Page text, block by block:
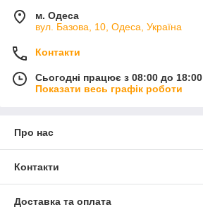
м. Одеса
вул. Базова, 10, Одеса, Україна
Контакти
Сьогодні працює з 08:00 до 18:00
Показати весь графік роботи
Про нас
Контакти
Доставка та оплата